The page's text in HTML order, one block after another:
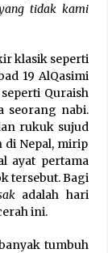
tidak kami
klasik seperti
19 AlQasimi
Quraish
seorang nabi.
rukuk sujud
di Nepal, mirip
ayat pertama
tersebut. Bagi
adalah hari
ini.
tumbuh